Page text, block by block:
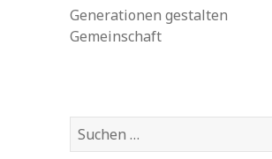
Generationen gestalten
Gemeinschaft
Suchen
nach: